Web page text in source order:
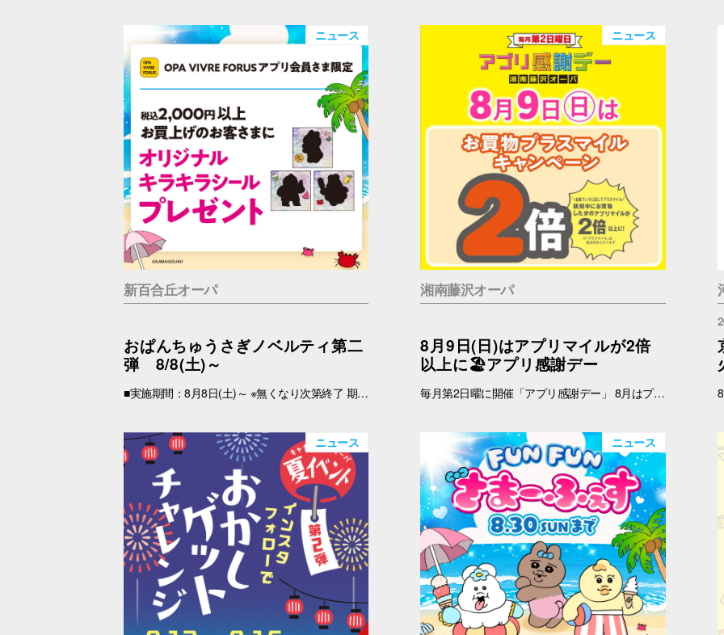
ニュース
新百合丘オーパ
おぱんちゅうさぎノベルティ第二
弾 8/8(土)～
■実施期間：8月8日(土)～ ※無くなり次第終了 期間中、税込2,000円以上(合算可)お買上げのOPA VIVRE FORUSアプリ会員さま限定で、「キラキラシール」 をプレゼント！ アプリの【クーポン画面】と【税込2,000円以上のレシート(合算可)】をお持ちの上、引換場所にお越しくださいませ。 ※新百合丘オーパのレシートのみ対象。館をまたいだレシートの合算は不可。 ※絵柄はお選びいただけません。 ■レシート対象期間 2026年8月8日(土)～ ■引換場所・引換時間 引換場所：B1F インフォメーション 引換時間：10:00～21:00 ■注意事項 ※ノベルティは数量限定のため、なくなり次第終了となりますので予めご了承ください。 ※ノベルティの引き換えは、おひとりさま3枚までとなります。 ※お買上げレシートは、期間中の対象店舗のものに限ります（一部対象外のショップ・商品がございます） ※新百合丘オーパのレシートのみ対象。館をまたいだレシートの合算は不可。 ※絵柄はお選びいただけません。 ※画像はイメージです。 ＜レシート対象外ショップ＞ B1F：HIS 1F：調剤薬局 2F：フェリーチェデンタルクリニック、楽天モバイル、免許の窓口 4F：セレスの館 5F：ガールズミニョン、ガシャポンのデパート、ソフトバンク、なんぼや、ほけんの窓口
ニュース
湘南藤沢オーパ
8月9日(日)はアプリマイルが2倍
以上に🏖️アプリ感謝デー
毎月第2日曜に開催「アプリ感謝デー」 8月はプラスマイルキャンペーンを実施いたします。 8月9日(日)に、オーパアプリを使ってお買物をすると、ランクに応じてアプリマイルが2倍以上になります。おトクな機会をお見逃しなく！ 【開催日】 8月9日(日) 【お買物プラスマイルキャンペーン】 8月9日(日)にオーパアプリを使ってお買物をすると、会員ランクに応じて下記のポイントが付与されます。 お会計の際にオーパアプリをレジスタッフにご提示ください。 【アプリマイル付与】 ダイヤモンド会員…1マイル＋1.5マイル プラチナ会員…1マイル＋1.3マイル ゴールド会員…1マイル＋1.2マイル シルバー会員…1マイル＋1.1マイル ブロンズ会員…1マイル＋1マイル ≪例≫・・・ダイヤモンド会員さまが期間中1万円以上のお買物 ➡通常10,000マイル＋15,000マイル＝合計25,000マイル ※プラス分のマイル加算予定日：2025年8月12日(水) ※期間中のプラスマイル分をまとめて加算します。 ※付与されるマイルはランクによって異なります。 ※キャンペーン最終日の営業終了時点のランクをもとに加算マイル数を算出いたします。 ※小数点以下の端数は切り捨てとなります。 -------------------------------------- ▽オーパ公式アプリダウンロードはこちら▽ App Storeはこちら Google Playはこちら ■オーパ公式アプリについて詳しくはこちら -------------------------------------- 【セルフレジではアプリマイルは付きません】 ※以下のお店ではショップスタッフのいるレジにて、オーパアプリをご提示ください。 ●2階 バーガーキング ●4階 セリア ●7階 無印良品 ※期間中にアプリを新規ダウンロードしていただいた方も対象となります。 ※一部対象外ショップがございます。 ➡詳しくはこちら -------------------------------------------
ニュース ニュース